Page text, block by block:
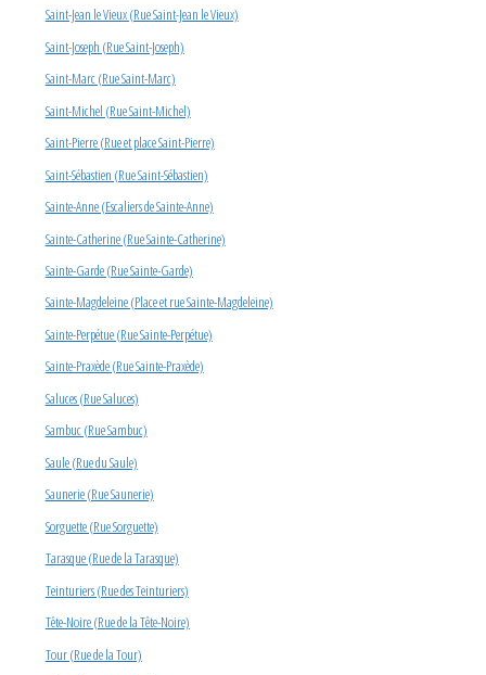
Saint-Jean le Vieux (Rue Saint-Jean le Vieux)
Saint-Joseph (Rue Saint-Joseph)
Saint-Marc (Rue Saint-Marc)
Saint-Michel (Rue Saint-Michel)
Saint-Pierre (Rue et place Saint-Pierre)
Saint-Sébastien (Rue Saint-Sébastien)
Sainte-Anne (Escaliers de Sainte-Anne)
Sainte-Catherine (Rue Sainte-Catherine)
Sainte-Garde (Rue Sainte-Garde)
Sainte-Magdeleine (Place et rue Sainte-Magdeleine)
Sainte-Perpétue (Rue Sainte-Perpétue)
Sainte-Praxède (Rue Sainte-Praxède)
Saluces (Rue Saluces)
Sambuc (Rue Sambuc)
Saule (Rue du Saule)
Saunerie (Rue Saunerie)
Sorguette (Rue Sorguette)
Tarasque (Rue de la Tarasque)
Teinturiers (Rue des Teinturiers)
Tête-Noire (Rue de la Tête-Noire)
Tour (Rue de la Tour)